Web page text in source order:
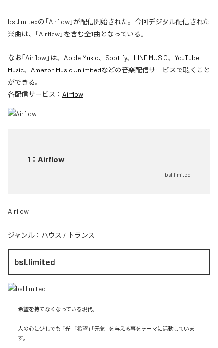
bsl.limitedの「Airflow」が配信開始された。今回デジタル配信された
楽曲は、「Airflow」を含む全1曲となっている。
なお「Airflow」は、 Apple Music、 Spotify、 LINE MUSIC、 YouTube
Music、 Amazon Music Unlimitedなどの音楽配信サービスで聴くこと
ができる。
各配信サービス： Airflow
1 ： Airflow
bsl.limited
Airflow
ジャンル： ハウス / トランス
bsl.limited
希望を持てなくなっている現代。
人の心に少しでも 「光」 「希望」 「元気」 を与える事をテーマに活動していま
す。